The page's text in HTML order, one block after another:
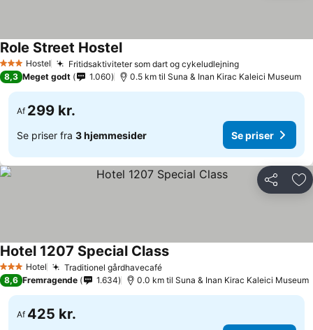
3 StjernerHostel Fritidsaktiviteter som dart og cykeludlejning
Role Street Hostel
8,3 Meget godt 1.060 0.5 km til Suna & Inan Kirac Kaleici Museum
Af 299 kr.
Se priser fra 3 hjemmesider Se priser
Del
3 StjernerHotel Traditionel gårdhavecafé
Hotel 1207 Special Class
8,6 Fremragende 1.634 0.0 km til Suna & Inan Kirac Kaleici Museum
Af 425 kr.